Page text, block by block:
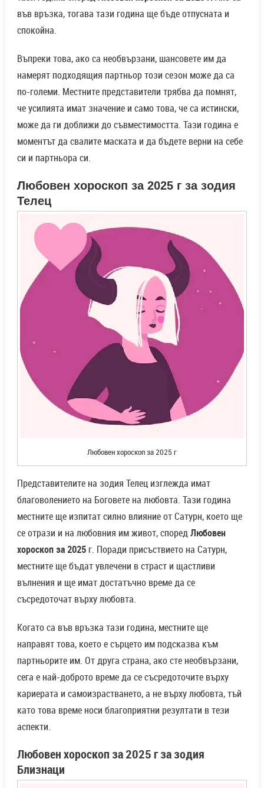
във връзка, тогава тази година ще бъде отпусната и
спокойна.
Въпреки това, ако са необвързани, шансовете им да
намерят подходящия партньор този сезон може да са
по-големи. Местните представители трябва да помнят,
че усилията имат значение и само това, че са истински,
може да ги доближи до съвместимостта. Тази година е
моментът да свалите маската и да бъдете верни на себе
си и партньора си.
Любовен хороскоп за 2025 г за зодия
Телец
Любовен хороскоп за 2025 г
Представителите на зодия Телец изглежда имат
благоволението на Боговете на любовта. Тази година
местните ще изпитат силно влияние от Сатурн, което ще
се отрази и на любовния им живот, споредЛюбовен
хороскоп за 2025г. Поради присъствието на Сатурн,
местните ще бъдат увлечени в страст и щастливи
вълнения и ще имат достатъчно време да се
съсредоточат върху любовта.
Когато са във връзка тази година, местните ще
направят това, което е сърцето им подсказва към
партньорите им. От друга страна, ако сте необвързани,
сега е най-доброто време да се съсредоточите върху
кариерата и самоизрастването, а не върху любовта, тъй
като това време носи благоприятни резултати в тези
аспекти.
Любовен хороскоп за 2025 г за зодия
Близнаци